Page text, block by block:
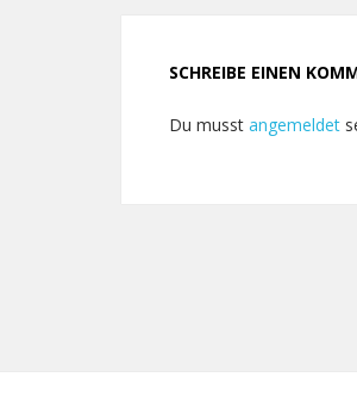
SCHREIBE EINEN
Du musst angemeldet